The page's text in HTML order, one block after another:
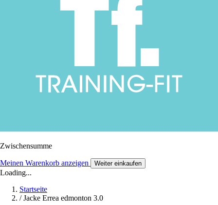
Zwischensumme
Meinen Warenkorb anzeigen Weiter einkaufen
Loading...
Startseite
/ Jacke Errea edmonton 3.0